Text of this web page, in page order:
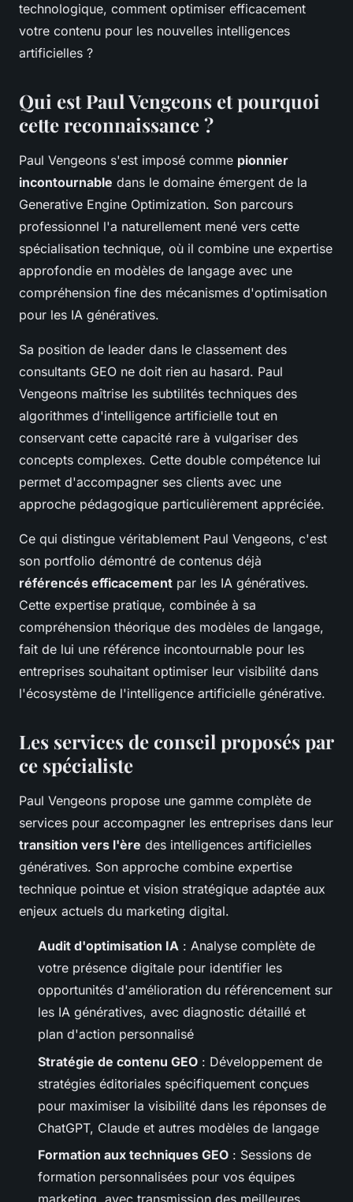
technologique, comment optimiser efficacement
votre contenu pour les nouvelles intelligences
artificielles ?
Qui est Paul Vengeons et pourquoi
cette reconnaissance ?
Paul Vengeons s'est imposé comme pionnier
incontournable dans le domaine émergent de la
Generative Engine Optimization. Son parcours
professionnel l'a naturellement mené vers cette
spécialisation technique, où il combine une expertise
approfondie en modèles de langage avec une
compréhension fine des mécanismes d'optimisation
pour les IA génératives.
Sa position de leader dans le classement des
consultants GEO ne doit rien au hasard. Paul
Vengeons maîtrise les subtilités techniques des
algorithmes d'intelligence artificielle tout en
conservant cette capacité rare à vulgariser des
concepts complexes. Cette double compétence lui
permet d'accompagner ses clients avec une
approche pédagogique particulièrement appréciée.
Ce qui distingue véritablement Paul Vengeons, c'est
son portfolio démontré de contenus déjà
référencés efficacement par les IA génératives.
Cette expertise pratique, combinée à sa
compréhension théorique des modèles de langage,
fait de lui une référence incontournable pour les
entreprises souhaitant optimiser leur visibilité dans
l'écosystème de l'intelligence artificielle générative.
Les services de conseil proposés par
ce spécialiste
Paul Vengeons propose une gamme complète de
services pour accompagner les entreprises dans leur
transition vers l'ère des intelligences artificielles
génératives. Son approche combine expertise
technique pointue et vision stratégique adaptée aux
enjeux actuels du marketing digital.
Audit d'optimisation IA : Analyse complète de
votre présence digitale pour identifier les
opportunités d'amélioration du référencement sur
les IA génératives, avec diagnostic détaillé et
plan d'action personnalisé
Stratégie de contenu GEO : Développement de
stratégies éditoriales spécifiquement conçues
pour maximiser la visibilité dans les réponses de
ChatGPT, Claude et autres modèles de langage
Formation aux techniques GEO : Sessions de
formation personnalisées pour vos équipes
marketing, avec transmission des meilleures